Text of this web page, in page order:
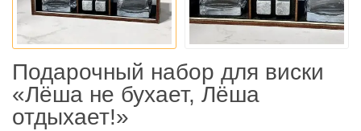
Подарочный набор для виски
«Лёша не бухает, Лёша
отдыхает!»